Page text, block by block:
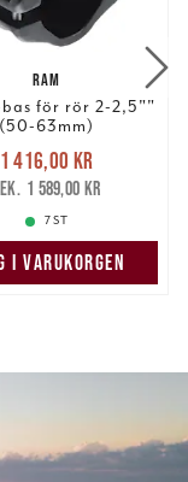
RAM
bas för rör 2-2,5""
(50-63mm)
pris
krTidigare pris
1 589,00 kr
1 416,00 kr
1 589,00 kr
7 ST
I VARUKORGEN